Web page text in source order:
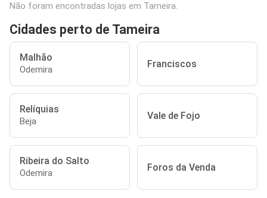
Não foram encontradas lojas em Tameira.
Cidades perto de Tameira
Malhão
Odemira Franciscos
Relíquias
Beja Vale de Fojo
Ribeira do Salto
Odemira Foros da Venda